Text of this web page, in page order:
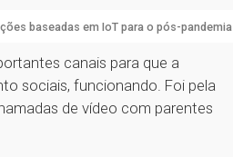
baseadas em IoT para o pós-pandemia
canais para que a
sociais, funcionando. Foi pela
de vídeo com parentes